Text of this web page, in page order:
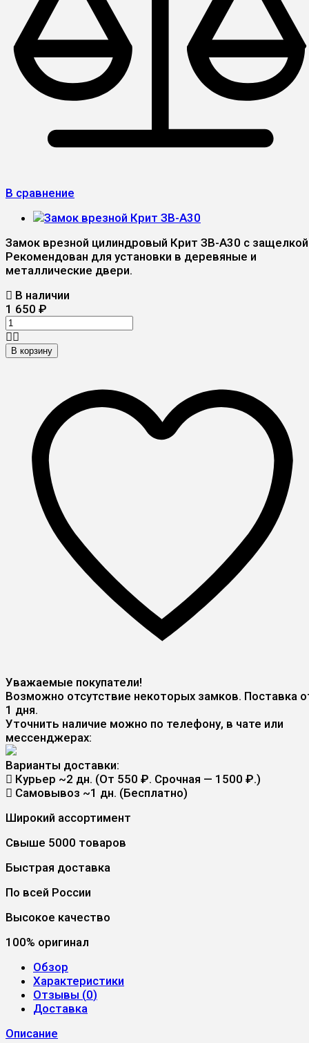
В сравнение
Замок врезной цилиндровый Крит ЗВ-A30 с
Рекомендован для установки в деревяные и
металлические двери.
В наличии
1 650 ₽
В корзину
Уважаемые покупатели!
Возможно отсутствие некоторых замков. Поставка
1 дня.
Уточнить наличие можно по телефону, в чате или
мессенджерах:
Варианты доставки:
Курьер ~2 дн. (От 550 ₽. Срочная — 1500 ₽.)
Самовывоз ~1 дн. (Бесплатно)
Широкий ассортимент
Свыше 5000 товаров
Быстрая доставка
По всей России
Высокое качество
100% оригинал
Обзор
Характеристики
Отзывы (0)
Доставка
Описание